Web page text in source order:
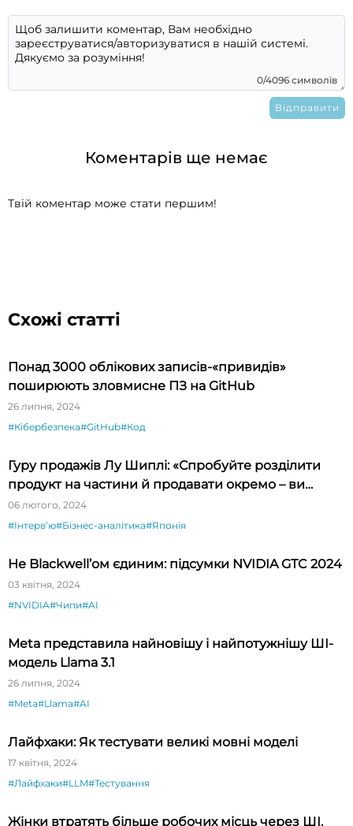
0/4096 символів
Коментарів ще немає
Твій коментар може стати першим!
Схожі статті
Понад 3000 облікових записів-«привидів»
поширюють зловмисне ПЗ на GitHub
26 липня, 2024
#Кібербезпека#GitHub#Код
Гуру продажів Лу Шиплі: «Спробуйте розділити
продукт на частини й продавати окремо – ви
будете вражені»
06 лютого, 2024
#Інтервʼю#Бізнес-аналітика#Японія
Не Blackwell’ом єдиним: підсумки NVIDIA GTC 2024
03 квітня, 2024
#NVIDIA#Чипи#AI
Meta представила найновішу і найпотужнішу ШІ-
модель Llama 3.1
26 липня, 2024
#Meta#Llama#AI
Лайфхаки: Як тестувати великі мовні моделі
17 квітня, 2024
#Лайфхаки#LLM#Тестування
Жінки втратять більше робочих місць через ШІ,